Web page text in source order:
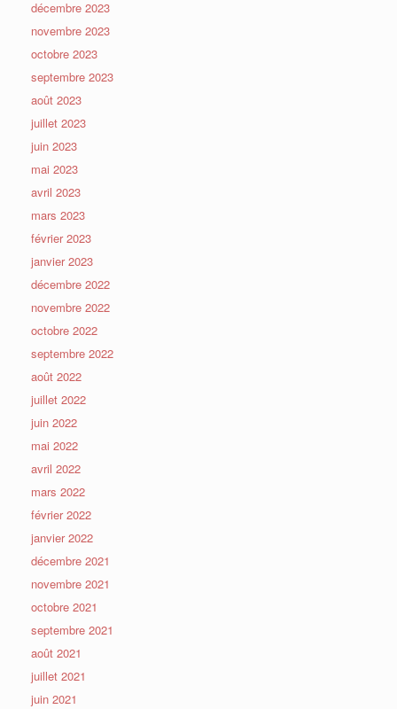
décembre 2023
novembre 2023
octobre 2023
septembre 2023
août 2023
juillet 2023
juin 2023
mai 2023
avril 2023
mars 2023
février 2023
janvier 2023
décembre 2022
novembre 2022
octobre 2022
septembre 2022
août 2022
juillet 2022
juin 2022
mai 2022
avril 2022
mars 2022
février 2022
janvier 2022
décembre 2021
novembre 2021
octobre 2021
septembre 2021
août 2021
juillet 2021
juin 2021